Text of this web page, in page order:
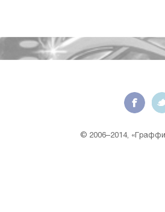
© 2006–2014,